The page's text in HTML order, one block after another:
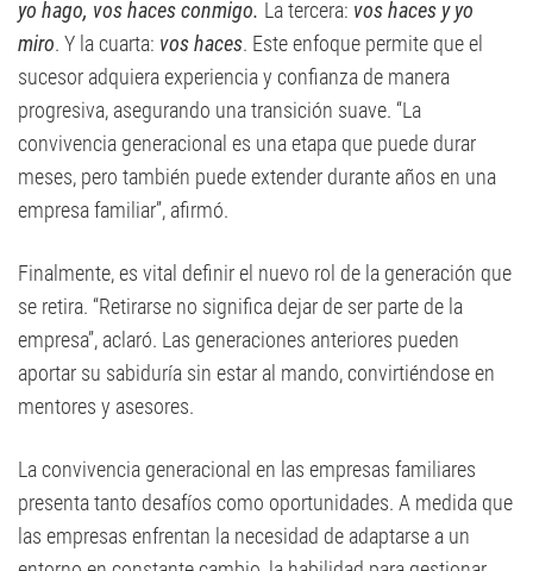
yo hago, vos haces conmigo. La tercera: vos haces y yo
miro. Y la cuarta: vos haces. Este enfoque permite que el
sucesor adquiera experiencia y confianza de manera
progresiva, asegurando una transición suave. “La
convivencia generacional es una etapa que puede durar
meses, pero también puede extender durante años en una
empresa familiar”, afirmó.
Finalmente, es vital definir el nuevo rol de la generación que
se retira. “Retirarse no significa dejar de ser parte de la
empresa”, aclaró. Las generaciones anteriores pueden
aportar su sabiduría sin estar al mando, convirtiéndose en
mentores y asesores.
La convivencia generacional en las empresas familiares
presenta tanto desafíos como oportunidades. A medida que
las empresas enfrentan la necesidad de adaptarse a un